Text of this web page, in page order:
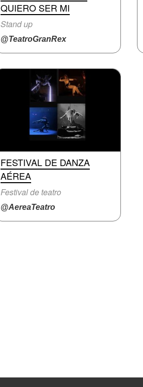
QUIERO SER MI
Stand up
@TeatroGranRex
FESTIVAL DE DANZA
AÉREA
Festival de teatro
@AereaTeatro